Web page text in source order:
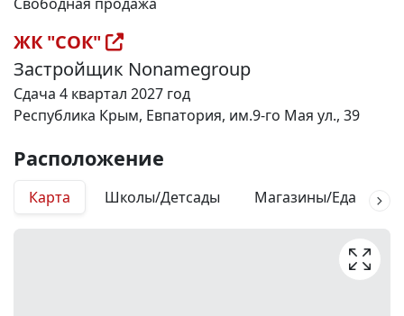
ЖК "СОК"
Застройщик Nonamegroup
Сдача 4 квартал 2027 год
Республика Крым, Евпатория, им.9-го Мая ул., 39
Расположение
Карта Школы/Детсады Магазины/Еда